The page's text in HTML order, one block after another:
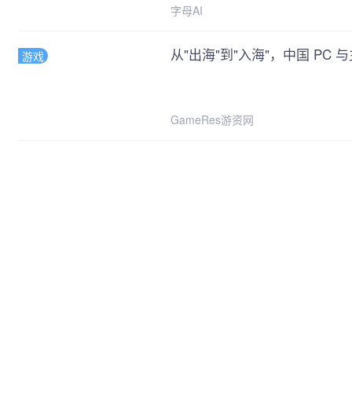
字母AI
游戏 从"出海"到"入海"，中国 PC
GameRes游资网